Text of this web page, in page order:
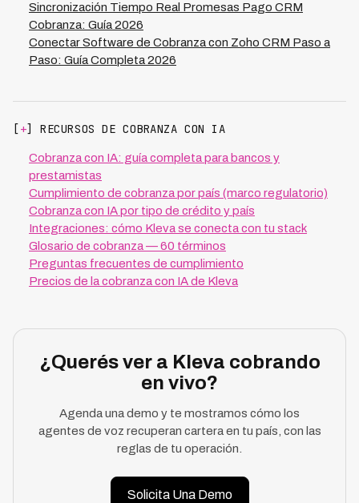
aspecto crítico para negocios con márgenes ajustados
que operan en LATAM.
Sincronización Tiempo Real Promesas Pago CRM
Cobranza: Guía 2026
Conectar Software de Cobranza con Zoho CRM Paso a
Paso: Guía Completa 2026
[+] RECURSOS DE COBRANZA CON IA
Cobranza con IA: guía completa para bancos y
prestamistas
Cumplimiento de cobranza por país (marco regulatorio)
Cobranza con IA por tipo de crédito y país
Integraciones: cómo Kleva se conecta con tu stack
Glosario de cobranza — 60 términos
Preguntas frecuentes de cumplimiento
Precios de la cobranza con IA de Kleva
¿Querés ver a Kleva cobrando
en vivo?
Agenda una demo y te mostramos cómo los
agentes de voz recuperan cartera en tu país, con las
reglas de tu operación.
Solicita Una Demo